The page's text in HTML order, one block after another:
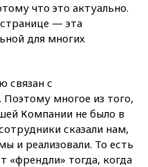
что это актуально.
— эта
для многих
связан с
многое из того,
Компании не было в
сказали нам,
и реализовали. То есть
«френдли» тогда, когда